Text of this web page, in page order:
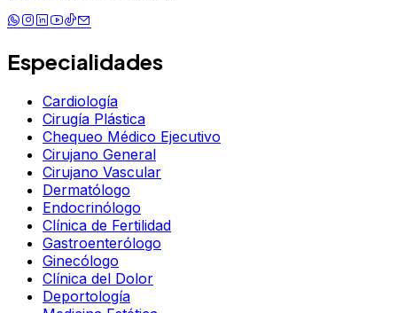
Especialidades
Cardiología
Cirugía Plástica
Chequeo Médico Ejecutivo
Cirujano General
Cirujano Vascular
Dermatólogo
Endocrinólogo
Clínica de Fertilidad
Gastroenterólogo
Ginecólogo
Clínica del Dolor
Deportología